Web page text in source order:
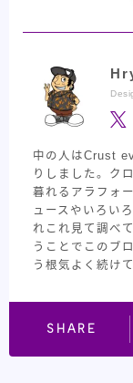
中の人はCrust
りしました。ク
暮れるアラフォ
ュースやいろい
れこれ見て調べ
うことでこのブ
う根気よく続け
SHARE